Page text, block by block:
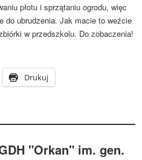
płotu i sprzątaniu ogrodu, więc
do ubrudzenia. Jak macie to weźcie
w przedszkolu. Do zobaczenia!
Drukuj
"Orkan" im. gen.